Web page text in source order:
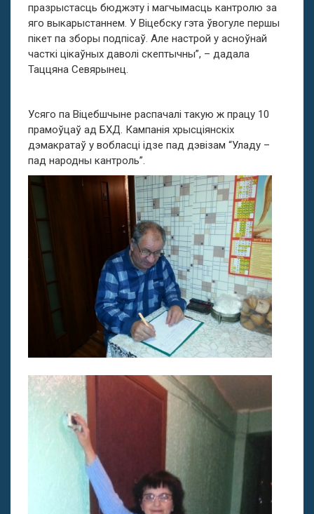
празрыстасць бюджэту і магчымасць кантролю за
яго выкарыстаннем. У Віцебску гэта ўвогуле першы
пікет па зборы подпісаў. Але настрой у асноўнай
часткі цікаўных даволі скептычны”, – дадала
Таццяна Севярынец.
Усяго па Віцебшчыне распачалі такую ж працу 10
прамоўцаў ад БХД. Кампанія хрысціянскіх
дэмакратаў у вобласці ідзе пад дэвізам “Уладу –
пад народны кантроль”.